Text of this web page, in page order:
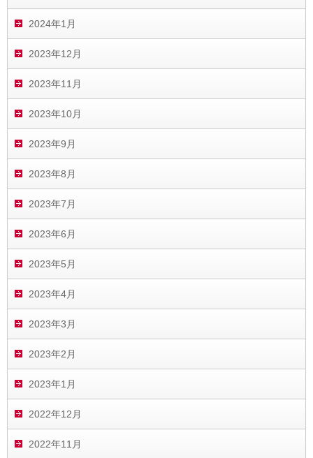
2024年1月
2023年12月
2023年11月
2023年10月
2023年9月
2023年8月
2023年7月
2023年6月
2023年5月
2023年4月
2023年3月
2023年2月
2023年1月
2022年12月
2022年11月